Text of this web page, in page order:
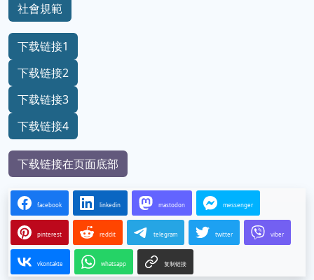
社會規範
下载链接1
下载链接2
下载链接3
下载链接4
下载链接在页面底部
facebook linkedin mastodon messenger
pinterest reddit telegram twitter viber
vkontakte whatsapp 复制链接